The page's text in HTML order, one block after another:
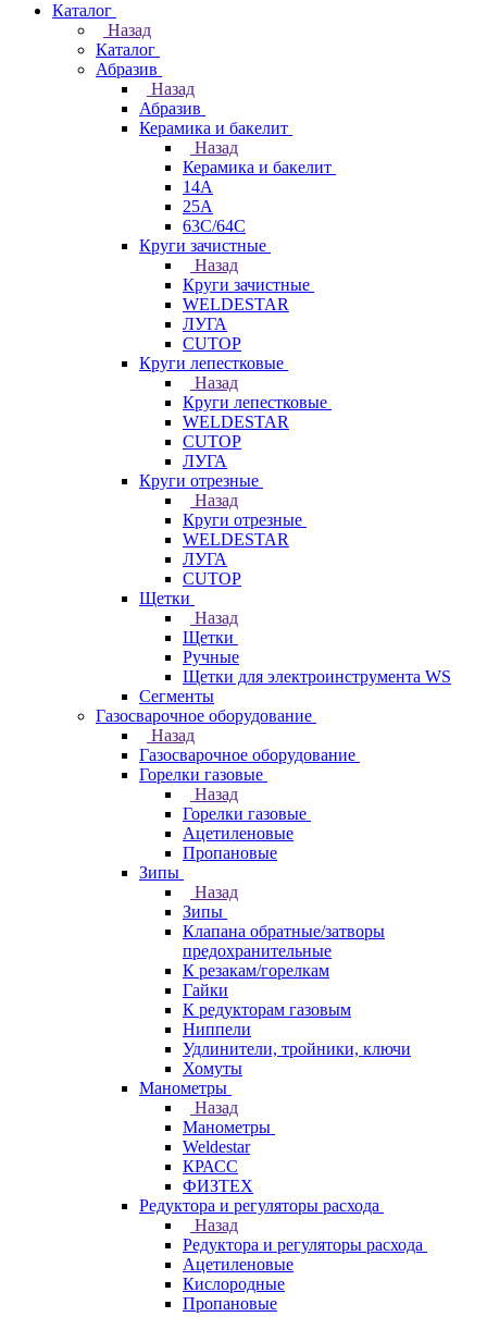
Каталог
Назад
Каталог
Абразив
Назад
Абразив
Керамика и бакелит
Назад
Керамика и бакелит
14А
25А
63С/64С
Круги зачистные
Назад
Круги зачистные
WELDESTAR
ЛУГА
CUTOP
Круги лепестковые
Назад
Круги лепестковые
WELDESTAR
CUTOP
ЛУГА
Круги отрезные
Назад
Круги отрезные
WELDESTAR
ЛУГА
CUTOP
Щетки
Назад
Щетки
Ручные
Щетки для электроинструмента WS
Сегменты
Газосварочное оборудование
Назад
Газосварочное оборудование
Горелки газовые
Назад
Горелки газовые
Ацетиленовые
Пропановые
Зипы
Назад
Зипы
Клапана обратные/затворы
предохранительные
К резакам/горелкам
Гайки
К редукторам газовым
Ниппели
Удлинители, тройники, ключи
Хомуты
Манометры
Назад
Манометры
Weldestar
КРАСС
ФИЗТЕХ
Редуктора и регуляторы расхода
Назад
Редуктора и регуляторы расхода
Ацетиленовые
Кислородные
Пропановые